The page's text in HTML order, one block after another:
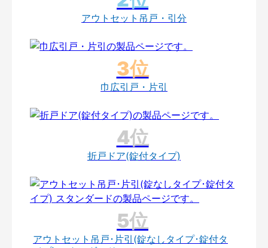
アウトセット吊戸・引分
巾広引戸・片引
折戸ドア(錠付タイプ)
アウトセット吊戸･片引(錠なしタイプ･錠付タ